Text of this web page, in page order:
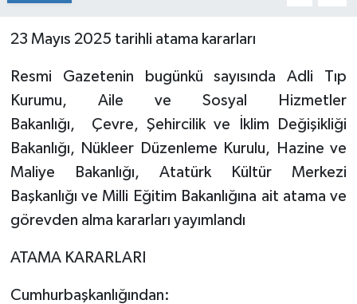
23 Mayıs 2025 tarihli atama kararları
Resmi Gazetenin bugünkü sayısında Adli Tıp
Kurumu, Aile ve Sosyal Hizmetler
Bakanlığı, Çevre, Şehircilik ve İklim Değişikliği
Bakanlığı, Nükleer Düzenleme Kurulu, Hazine ve
Maliye Bakanlığı, Atatürk Kültür Merkezi
Başkanlığı ve Milli Eğitim Bakanlığına ait atama ve
görevden alma kararları yayımlandı
ATAMA KARARLARI
Cumhurbaşkanlığından: